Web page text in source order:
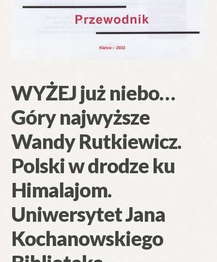
WYŻEJ już niebo…
Góry najwyższe
Wandy Rutkiewicz.
Polski w drodze ku
Himalajom.
Uniwersytet Jana
Kochanowskiego